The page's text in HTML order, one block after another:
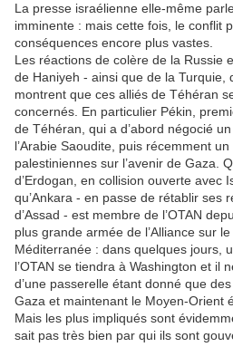
La presse israélienne elle-même
imminente : mais cette fois, le conflit
conséquences encore plus vastes.
Les réactions de colère de la Russie
de Haniyeh - ainsi que de la Turquie,
montrent que ces alliés de Téhéran
concernés. En particulier Pékin,
de Téhéran, qui a d’abord négocié
l’Arabie Saoudite, puis récemment
palestiniennes sur l’avenir de Gaza.
d’Erdogan, en collision ouverte avec
qu’Ankara - en passe de rétablir ses
d’Assad - est membre de l’OTAN
plus grande armée de l’Alliance sur
Méditerranée : dans quelques jours,
l’OTAN se tiendra à Washington et il
d’une passerelle étant donné que
Gaza et maintenant le Moyen-Orient
Mais les plus impliqués sont
sait pas très bien par qui ils sont